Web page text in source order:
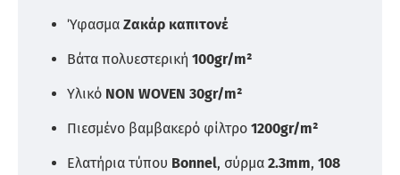
Ύφασμα Ζακάρ καπιτονέ
Βάτα πολυεστερική 100gr/m²
Υλικό NON WOVEN 30gr/m²
Πιεσμένο βαμβακερό φίλτρο 1200gr/m²
Ελατήρια τύπου Bonnel, σύρμα 2.3mm, 108